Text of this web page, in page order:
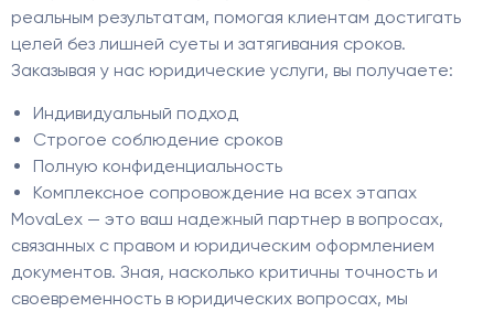
реальным результатам, помогая клиентам достигать
целей без лишней суеты и затягивания сроков.
Заказывая у нас юридические услуги, вы получаете:
Индивидуальный подход
Строгое соблюдение сроков
Полную конфиденциальность
Комплексное сопровождение на всех этапах
MovaLex — это ваш надежный партнер в вопросах,
связанных с правом и юридическим оформлением
документов. Зная, насколько критичны точность и
своевременность в юридических вопросах, мы